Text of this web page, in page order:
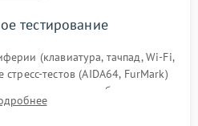
тестирование
(клавиатура, тачпад, Wi-Fi,
тестов (AIDA64, FurMark)
режима и стабильности
нагрузкой.